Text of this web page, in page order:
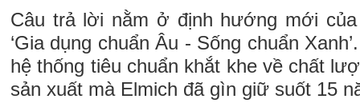
Câu trả lời nằm ở định hướng mới
‘Gia dụng chuẩn Âu - Sống chuẩn
hệ thống tiêu chuẩn khắt khe về chất
sản xuất mà Elmich đã gìn giữ suốt 15